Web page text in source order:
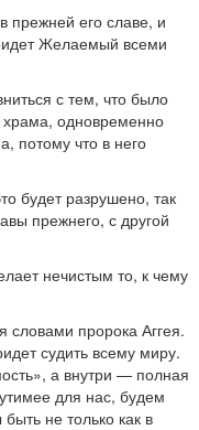
прежней его славе, и
Желаемый всеми
с тем, что было
храма, одновременно
потому что в него
будет разрушено, так
прежнего, с другой
нечистым то, к чему
пророка Аггея.
судить всему миру.
а внутри — полная
для нас, будем
не только как в